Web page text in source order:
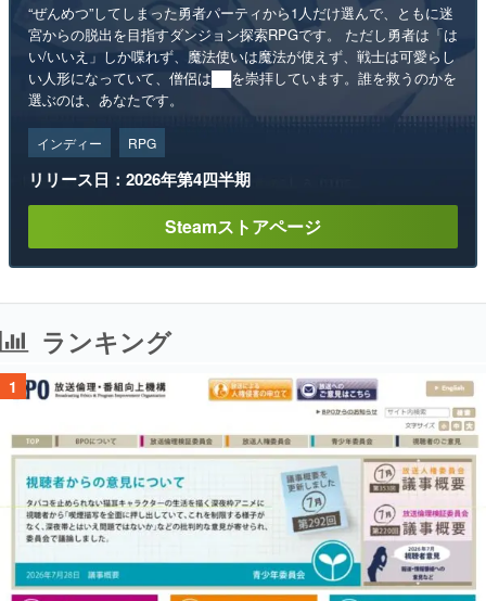
“ぜんめつ”してしまった勇者パーティから1人だけ選んで、ともに迷
宮からの脱出を目指すダンジョン探索RPGです。 ただし勇者は「は
い/いいえ」しか喋れず、魔法使いは魔法が使えず、戦士は可愛らし
い人形になっていて、僧侶は██を崇拝しています。誰を救うのかを
選ぶのは、あなたです。
インディー RPG
リリース日：2026年第4四半期
Steamストアページ
ランキング
1